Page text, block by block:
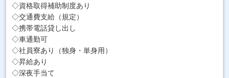
◇資格取得補助制度あり
◇交通費支給（規定）
◇携帯電話貸し出し
◇車通勤可
◇社員寮あり（独身・単身用）
◇昇給あり
◇深夜手当て